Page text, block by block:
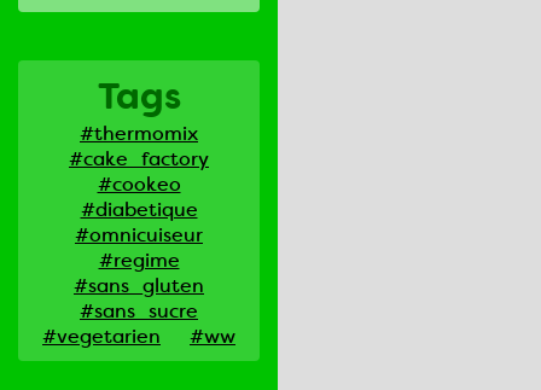
Tags
#thermomix
#cake_factory
#cookeo
#diabetique
#omnicuiseur
#regime
#sans_gluten
#sans_sucre
#vegetarien
#ww